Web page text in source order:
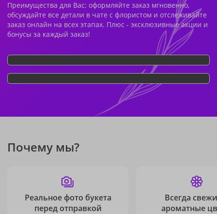
Преимущества для Вас: оформляйте заказ мгновенно,
обсуждайте все детали в чате с флористом и отслеживайте
заказ онлайн на всех этапах. Плюс - эксклюзивные акции и
бонусы за каждый заказ!
Почему мы?
Реальное фото букета
перед отправкой
Всегда
ароматные